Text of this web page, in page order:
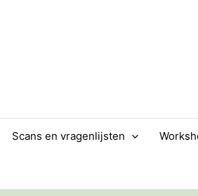
Scans en vragenlijsten